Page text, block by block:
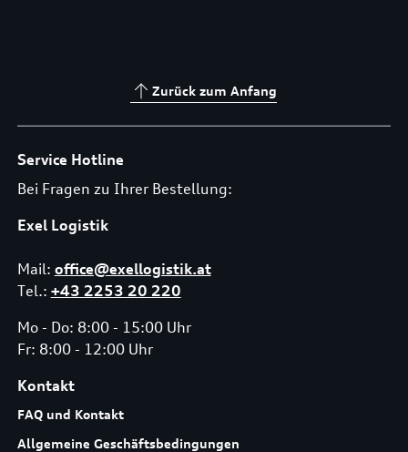
Zurück zum Anfang
Service Hotline
Bei Fragen zu Ihrer Bestellung:
Exel Logistik
Mail: office@exellogistik.at
Tel.: +43 2253 20 220
Mo - Do: 8:00 - 15:00 Uhr
Fr: 8:00 - 12:00 Uhr
Kontakt
FAQ und Kontakt
Allgemeine Geschäftsbedingungen